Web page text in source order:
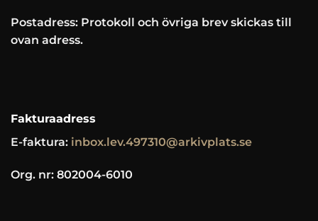
Postadress: Protokoll och övriga brev skickas till
ovan adress.
Fakturaadress
E-faktura: inbox.lev.497310@arkivplats.se
Org. nr: 802004-6010